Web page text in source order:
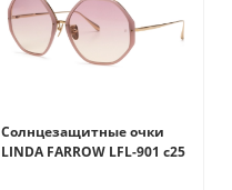
Солнцезащитные очки
LINDA FARROW LFL-901 с25